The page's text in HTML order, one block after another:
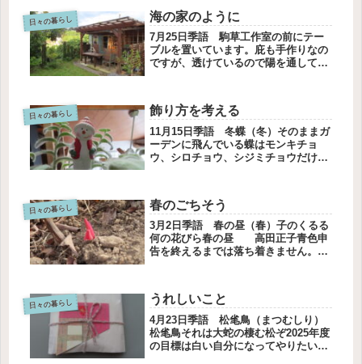
る葉。そして冬の間、冬芽を守るため
枯れた葉を落とさないのだそう。カ
サ...
日々の暮らし 海の家のように
7月25日季語 駒草工作室の前にテー
ブルを置いています。庇も手作りなの
ですが、透けているので陽を通して暑
使って日除けを作ったら庭の隅にある
篠竹を四本伐採して、簾に付けまし
た...
日々の暮らし 飾り方を考える
11月15日季語 冬蝶（冬）そのままガ
ーデンに飛んでいる蝶はモンキチョ
ウ、シロチョウ、シジミチョウだけに
ハなどが少なくてさみしい夏でした。
気候の変化のせいでしょうか。サン
タ...
日々の暮らし 春のごちそう
3月2日季語 春の昼（春）子のくるる
何の花びら春の昼 高田正子青色申
告を終えるまでは落ち着きません。毎
使いやすくなってクラウドが管理して
くれます。なのに、後回しになって
し...
日々の暮らし うれしいこと
4月23日季語 松毟鳥（まつむしり）
松毟鳥それは大蛇の棲む松ぞ2025年度
の目標は白い自分になってやりたいこ